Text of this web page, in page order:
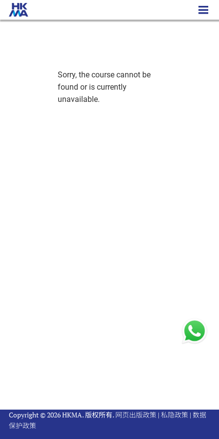
财务管理专业行政文凭课程
Sorry, the course cannot be
found or is currently
unavailable.
Copyright © 2026 HKMA. 版权所有. 网页出版政策 | 私隐政策 | 数据
保护政策